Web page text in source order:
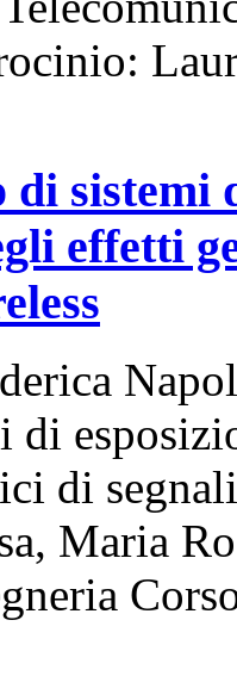
di sistemi
effetti
di
di
Maria